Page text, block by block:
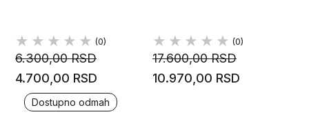
(0)
6.300,00 RSD
4.700,00 RSD
Dostupno odmah
(0)
17.600,00 RSD
10.970,00 RSD